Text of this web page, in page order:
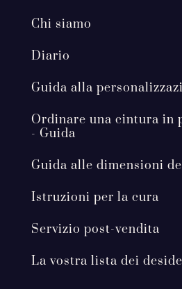
Chi siamo
Diario
Guida alla
Ordinare una cintura in
- Guida
Guida alle dimensioni
Istruzioni per la cura
Servizio post-vendita
La vostra lista dei